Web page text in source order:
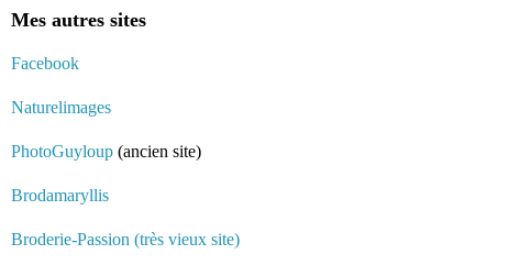
Mes autres sites
Facebook
Naturelimages
PhotoGuyloup (ancien site)
Brodamaryllis
Broderie-Passion (très vieux site)